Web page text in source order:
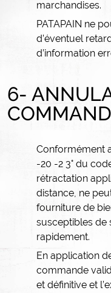
marchandises.
PATAPAIN ne
d’éventuel
d’information
6-
Conformément
-20 -2 3° du
rétractation
distance, ne
fourniture de
susceptibles de
rapidement.
En application
commande
et définitive et